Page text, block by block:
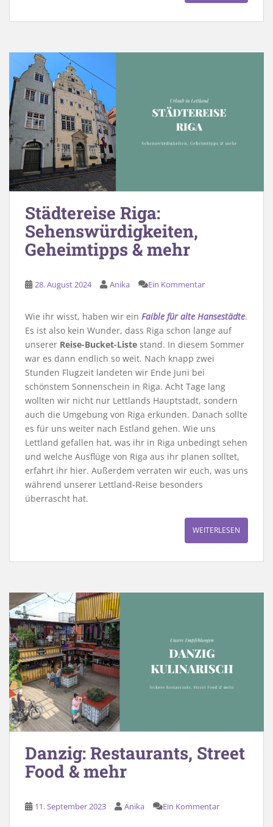
Städtereise Riga:
Sehenswürdigkeiten,
Geheimtipps & mehr
28. August 2024 Anika Ein Kommentar
Wie ihr wisst, haben wir ein Faible für alte Hansestädte.
Es ist also kein Wunder, dass Riga schon lange auf
unserer Reise-Bucket-Liste stand. In diesem Sommer
war es dann endlich so weit. Nach knapp zwei
Stunden Flugzeit landeten wir Ende Juni bei
schönstem Sonnenschein in Riga. Acht Tage lang
wollten wir nicht nur Lettlands Hauptstadt, sondern
auch die Umgebung von Riga erkunden. Danach sollte
es für uns weiter nach Estland gehen. Wie uns
Lettland gefallen hat, was ihr in Riga unbedingt sehen
und welche Ausflüge von Riga aus ihr planen solltet,
erfahrt ihr hier. Außerdem verraten wir euch, was uns
während unserer Lettland-Reise besonders
überrascht hat.
WEITERLESEN
Danzig: Restaurants, Street
Food & mehr
11. September 2023 Anika Ein Kommentar